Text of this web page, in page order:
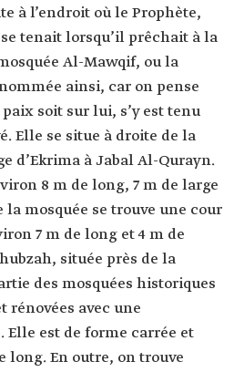
à l’endroit où le Prophète,
tenait lorsqu’il prêchait à la
Al-Mawqif, ou la
ainsi, car on pense
soit sur lui, s’y est tenu
Elle se situe à droite de la
d’Ekrima à Jabal Al-Qurayn.
8 m de long, 7 m de large
la mosquée se trouve une cour
7 m de long et 4 m de
située près de la
des mosquées historiques
rénovées avec une
est de forme carrée et
long. En outre, on trouve